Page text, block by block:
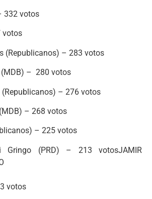
332 votos
votos
(Republicanos) – 283 votos
(MDB) – 280 votos
(Republicanos) – 276 votos
– 268 votos
– 225 votos
Gringo (PRD) – 213 votosJAMIR
votos